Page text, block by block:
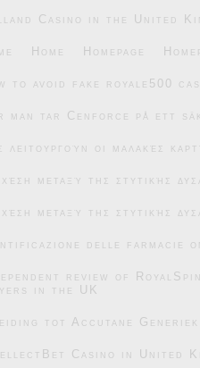
Casino in the United
Home Homepage
to avoid fake royale500
man tar Cenforce på ett
λειτουργούν οι μαλακές
μεταξύ της στυτικής
μεταξύ της στυτικής
delle farmacie
review of
in the UK
tot Accutane Generiek
Casino in United